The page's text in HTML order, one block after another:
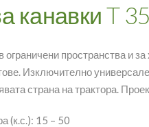
канавки T
пространства и
Изключително
страна на трактора.
(к.с.): 15 – 50